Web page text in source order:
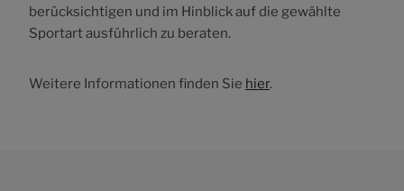
berücksichtigen und im Hinblick auf die gewählte
Sportart ausführlich zu beraten.
Weitere Informationen finden Sie hier.